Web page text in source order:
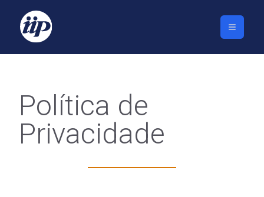
Política de
Privacidade